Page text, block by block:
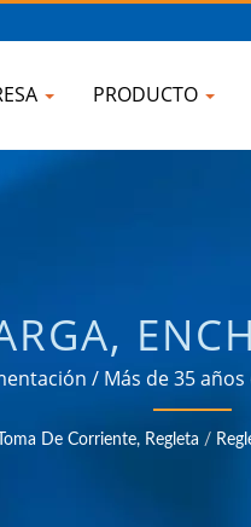
PRODUCTO
|
/ Más de 35
de energía en
consumo.
De Corriente, Regleta /